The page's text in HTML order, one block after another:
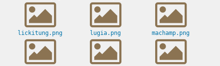
lickitung.png lugia.png machamp.png